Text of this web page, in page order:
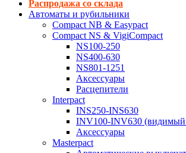
Распродажа со склада
Автоматы и рубильники
Compact NB & Easypact
Compact NS & VigiCompact
NS100-250
NS400-630
NS801-1251
Аксессуары
Расцепители
Interpact
INS250-INS630
INV100-INV630 (видимый
Аксессуары
Masterpact